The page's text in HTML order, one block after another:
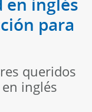
para
queridos
inglés